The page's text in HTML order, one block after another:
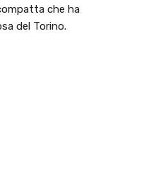
che ha
del Torino.